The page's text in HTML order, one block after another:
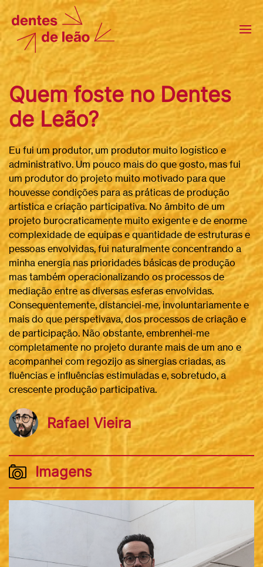
Quem foste no Dentes
de Leão?
Eu fui um produtor, um produtor muito logístico e
administrativo. Um pouco mais do que gosto, mas fui
um produtor do projeto muito motivado para que
houvesse condições para as práticas de produção
artística e criação participativa. No âmbito de um
projeto burocraticamente muito exigente e de enorme
complexidade de equipas e quantidade de estruturas e
pessoas envolvidas, fui naturalmente concentrando a
minha energia nas prioridades básicas de produção
mas também operacionalizando os processos de
mediação entre as diversas esferas envolvidas.
Consequentemente, distanciei-me, involuntariamente e
mais do que perspetivava, dos processos de criação e
de participação. Não obstante, embrenhei-me
completamente no projeto durante mais de um ano e
acompanhei com regozijo as sinergias criadas, as
fluências e influências estimuladas e, sobretudo, a
crescente produção participativa.
Rafael Vieira
Imagens